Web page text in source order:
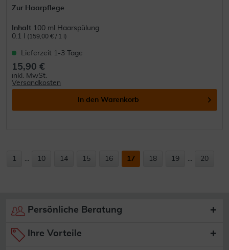
Zur Haarpflege
Inhalt 100 ml Haarspülung
0.1 l
(159,00 € / 1 l)
Lieferzeit 1-3 Tage
15,90 €
inkl. MwSt.
Versandkosten
In den Warenkorb
1 ... 10 14 15 16 17 18 19 ... 20
Persönliche Beratung
Ihre Vorteile